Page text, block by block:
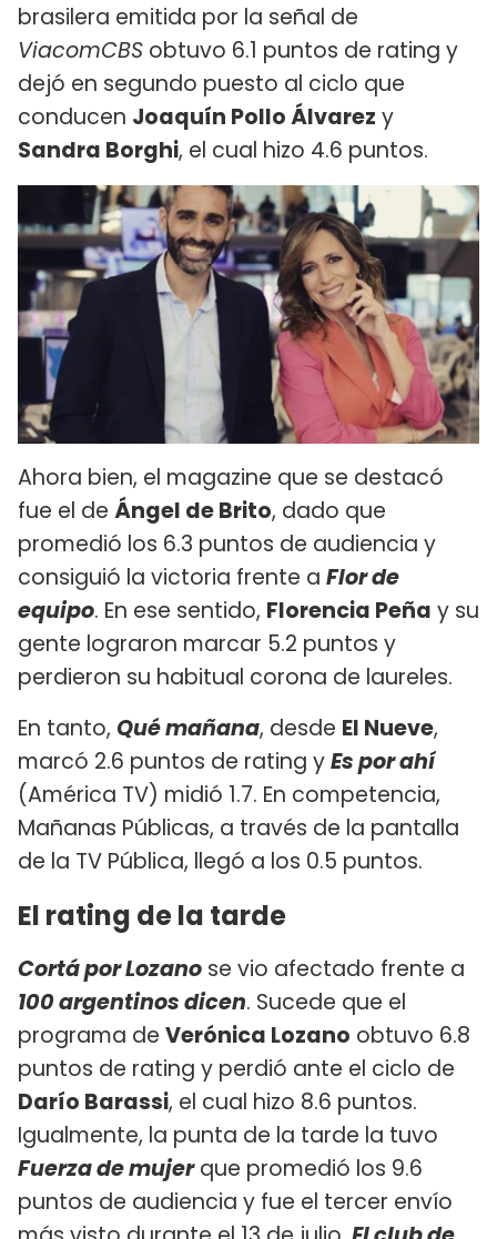
brasilera emitida por la señal de
ViacomCBS obtuvo 6.1 puntos de rating y
dejó en segundo puesto al ciclo que
conducen Joaquín Pollo Álvarez y
Sandra Borghi, el cual hizo 4.6 puntos.
Ahora bien, el magazine que se destacó
fue el de Ángel de Brito, dado que
promedió los 6.3 puntos de audiencia y
consiguió la victoria frente a Flor de
equipo. En ese sentido, Florencia Peña y su
gente lograron marcar 5.2 puntos y
perdieron su habitual corona de laureles.
En tanto, Qué mañana, desde El Nueve,
marcó 2.6 puntos de rating yEs por ahí
(América TV) midió 1.7. En competencia,
Mañanas Públicas, a través de la pantalla
de la TV Pública, llegó a los 0.5 puntos.
El rating de la tarde
Cortá por Lozano se vio afectado frente a
100 argentinos dicen. Sucede que el
programa de Verónica Lozano obtuvo 6.8
puntos de rating y perdió ante el ciclo de
Darío Barassi, el cual hizo 8.6 puntos.
Igualmente, la punta de la tarde la tuvo
Fuerza de mujerque promedió los 9.6
puntos de audiencia y fue el tercer envío